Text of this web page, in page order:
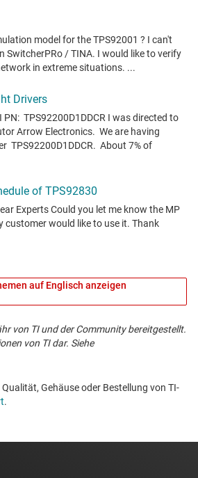
auf Englisch anzeigen
von TI und der Community bereitgestellt.
von TI dar. Siehe
Gehäuse oder Bestellung von TI-
. ​​​​​​​​​​​​​​